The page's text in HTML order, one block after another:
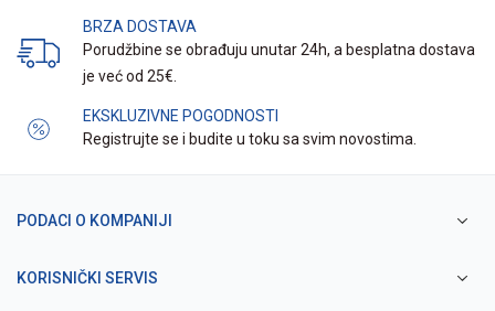
BRZA DOSTAVA
Porudžbine se obrađuju unutar 24h, a besplatna dostava
je već od 25€.
EKSKLUZIVNE POGODNOSTI
Registrujte se i budite u toku sa svim novostima.
PODACI O KOMPANIJI
KORISNIČKI SERVIS